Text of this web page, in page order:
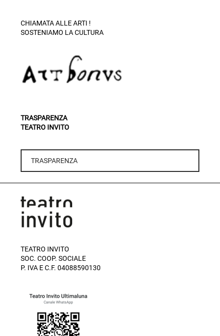
CHIAMATA ALLE ARTI !
SOSTENIAMO LA CULTURA
TRASPARENZA
TEATRO INVITO
TRASPARENZA
TEATRO INVITO
SOC. COOP. SOCIALE
P. IVA E C.F. 04088590130